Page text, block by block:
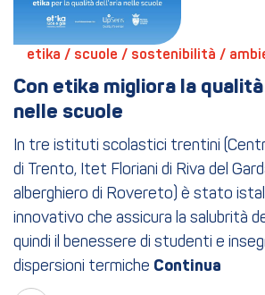
etika / scuole / sostenibilità /
Con etika migliora la qualità
nelle scuole
In tre istituti scolastici trentini
di Trento, Itet Floriani di Riva del
alberghiero di Rovereto) è stato
innovativo che assicura la salubrità
quindi il benessere di studenti e
dispersioni termiche